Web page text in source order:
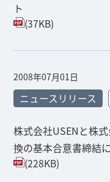
ト
(37KB)
2008年07月01日
ニュースリリース
株式会社USENと株
換の基本合意書締結
(228KB)